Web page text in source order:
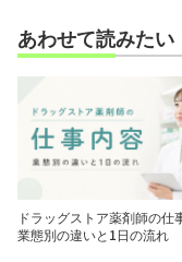
あわせて読みたい
ドラッグストア薬剤師の仕
業態別の違いと1日の流れ